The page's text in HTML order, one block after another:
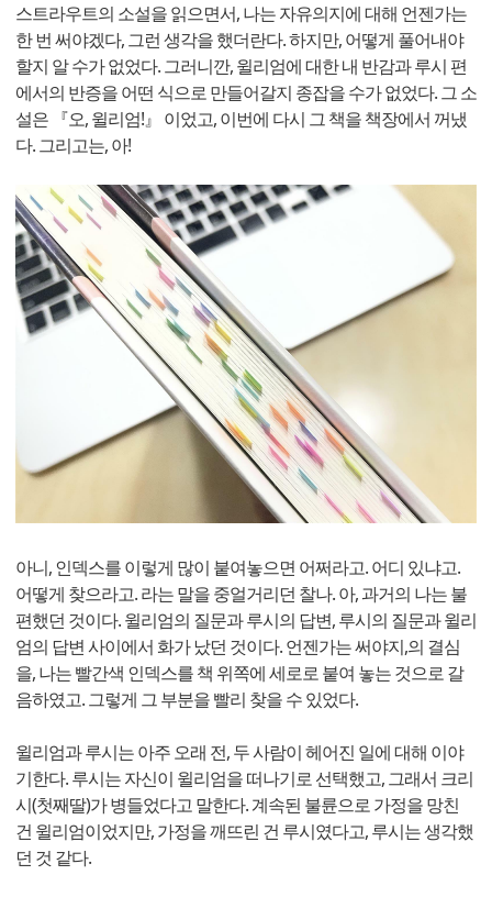
스트라우트의 소설을 읽으면서, 나는 자유의지에 대해 언젠가는
한 번 써야겠다, 그런 생각을 했더란다. 하지만, 어떻게 풀어내야
할지 알 수가 없었다. 그러니깐, 윌리엄에 대한 내 반감과 루시 편
에서의 반증을 어떤 식으로 만들어갈지 종잡을 수가 없었다. 그 소
설은 『오, 윌리엄!』 이었고, 이번에 다시 그 책을 책장에서 꺼냈
다. 그리고는, 아!
아니, 인덱스를 이렇게 많이 붙여놓으면 어쩌라고. 어디 있냐고.
어떻게 찾으라고. 라는 말을 중얼거리던 찰나. 아, 과거의 나는 불
편했던 것이다. 윌리엄의 질문과 루시의 답변, 루시의 질문과 윌리
엄의 답변 사이에서 화가 났던 것이다. 언젠가는 써야지,의 결심
을, 나는 빨간색 인덱스를 책 위쪽에 세로로 붙여 놓는 것으로 갈
음하였고. 그렇게 그 부분을 빨리 찾을 수 있었다.
윌리엄과 루시는 아주 오래 전, 두 사람이 헤어진 일에 대해 이야
기한다. 루시는 자신이 윌리엄을 떠나기로 선택했고, 그래서 크리
시(첫째딸)가 병들었다고 말한다. 계속된 불륜으로 가정을 망친
건 윌리엄이었지만, 가정을 깨뜨린 건 루시였다고, 루시는 생각했
던 것 같다.